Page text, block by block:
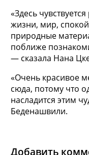
«Здесь
жизни, мир,
природные
поближе
— сказала Нана
«Очень красивое
сюда, потому что
насладится этим
Беденашвили.
Добавить